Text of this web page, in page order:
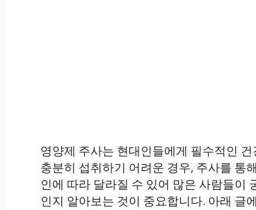
영양제 주사는 현대인들에게 필수적인
충분히 섭취하기 어려운 경우, 주사를 통
인에 따라 달라질 수 있어 많은 사람들이
인지 알아보는 것이 중요합니다. 아래 글